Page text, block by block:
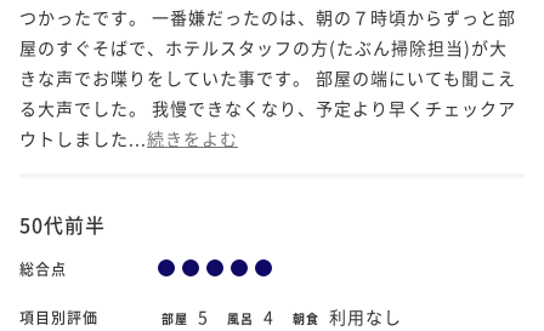
つかったです。 一番嫌だったのは、朝の７時頃からずっと部
屋のすぐそばで、ホテルスタッフの方(たぶん掃除担当)が大
きな声でお喋りをしていた事です。 部屋の端にいても聞こえ
る大声でした。 我慢できなくなり、予定より早くチェックア
ウトしました... 続きをよむ
50代前半
総合点
項目別評価 部屋 5 風呂 4 朝食 利用なし